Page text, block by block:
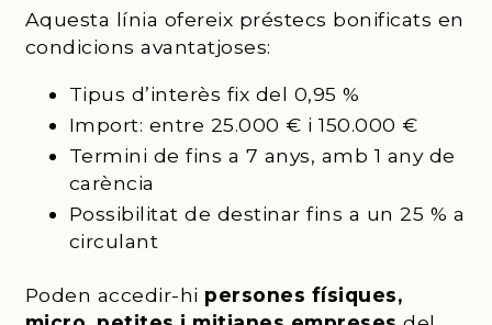
Aquesta línia ofereix préstecs bonificats en
condicions avantatjoses:
Tipus d’interès fix del 0,95 %
Import: entre 25.000 € i 150.000 €
Termini de fins a 7 anys, amb 1 any de
carència
Possibilitat de destinar fins a un 25 % a
circulant
Poden accedir-hi persones físiques,